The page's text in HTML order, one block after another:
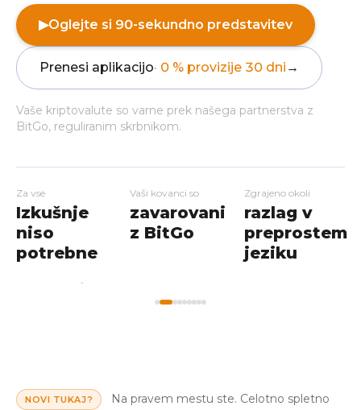
▶Oglejte si 90-sekundno predstavitev
Prenesi aplikacijo· 0 % provizije 30 dni →
Vaše kriptovalute so varne prek našega partnerstva z
BitGo, reguliranim skrbnikom.
Za vse
Izkušnje
niso
potrebne
Vaši kovanci so
zavarovani
z BitGo
Zgrajeno okoli
razlag v
preprostem
jeziku
NOVI TUKAJ?
Na pravem mestu ste. Celotno spletno